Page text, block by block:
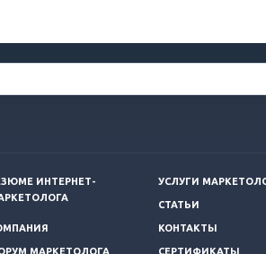
ИНТЕРНЕТ-
УСЛУГИ
СТАТЬИ
КОНТАКТЫ
МАРКЕТОЛОГА СЕРТИФИКАТЫ